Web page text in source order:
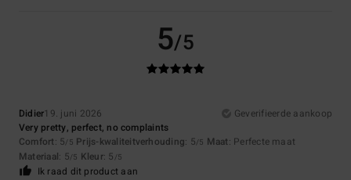
5/5
Didier19. juni 2026
Geverifieerde aankoop
Very pretty, perfect, no complaints
Comfort: 5/5 Prijs-kwaliteitverhouding: 5/5 Maat: Perfecte maat
Materiaal: 5/5 Kleur: 5 /5
Ik raad dit product aan